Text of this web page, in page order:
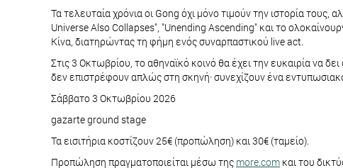
Τα τελευταία χρόνια οι Gong όχι μόνο τιμούν την ιστορία
Universe Also Collapses", "Unending Ascending" και το
Κίνα, διατηρώντας τη φήμη ενός συναρπαστικού live act.
Στις 3 Οκτωβρίου, το αθηναϊκό κοινό θα έχει την ευκαιρία να
δεν επιστρέφουν απλώς στη σκηνή· συνεχίζουν ένα
Σάββατο 3 Οκτωβρίου 2026
gazarte ground stage
Τα εισιτήρια κοστίζουν 25€ (προπώληση) και 30€ (ταμείο).
Προπώληση πραγματοποιείται μέσω της more.com και του